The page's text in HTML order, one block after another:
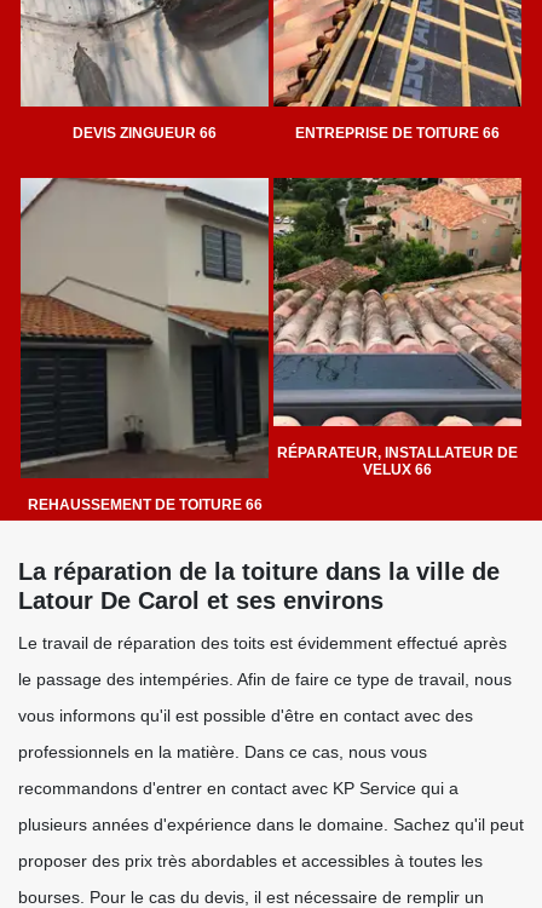
DEVIS ZINGUEUR 66 ENTREPRISE DE TOITURE 66
REHAUSSEMENT DE TOITURE 66
RÉPARATEUR, INSTALLATEUR DE
VELUX 66
La réparation de la toiture dans la ville de
Latour De Carol et ses environs
Le travail de réparation des toits est évidemment effectué après
le passage des intempéries. Afin de faire ce type de travail, nous
vous informons qu'il est possible d'être en contact avec des
professionnels en la matière. Dans ce cas, nous vous
recommandons d'entrer en contact avec KP Service qui a
plusieurs années d'expérience dans le domaine. Sachez qu'il peut
proposer des prix très abordables et accessibles à toutes les
bourses. Pour le cas du devis, il est nécessaire de remplir un